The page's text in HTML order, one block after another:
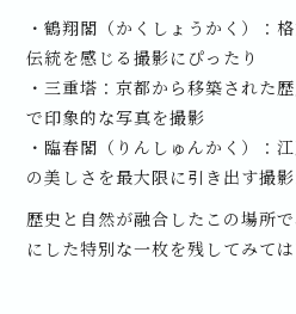
・鶴翔閣（かくしょうかく）：
伝統を感じる撮影にぴったり
・三重塔：京都から移築された
で印象的な写真を撮影
・臨春閣（りんしゅんかく）：
の美しさを最大限に引き出す撮
歴史と自然が融合したこの場所
にした特別な一枚を残してみては